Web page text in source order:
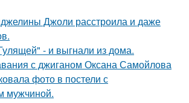
Джоли расстроила и даже
- и выгнали из дома.
с джиганом Оксана Самойлова
фото в постели с
мужчиной.